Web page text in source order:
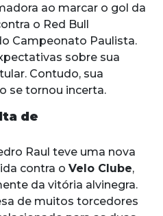
ao marcar o gol da
o Red Bull
Campeonato Paulista.
sobre sua
Contudo, sua
se tornou incerta.
de
Raul teve uma nova
contra o Velo Clube,
da vitória alvinegra.
de muitos torcedores